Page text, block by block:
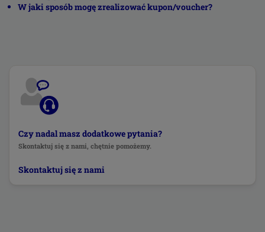
W jaki sposób mogę zrealizować kupon/voucher?
Czy nadal masz dodatkowe pytania?
Skontaktuj się z nami, chętnie pomożemy.
Skontaktuj się z nami